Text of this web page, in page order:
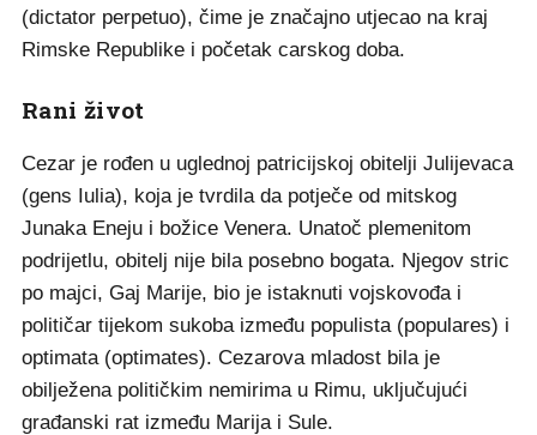
(dictator perpetuo), čime je značajno utjecao na kraj
Rimske Republike i početak carskog doba.
Rani život
Cezar je rođen u uglednoj patricijskoj obitelji Julijevaca
(gens Iulia), koja je tvrdila da potječe od mitskog
Junaka Eneju i božice Venera. Unatoč plemenitom
podrijetlu, obitelj nije bila posebno bogata. Njegov stric
po majci, Gaj Marije, bio je istaknuti vojskovođa i
političar tijekom sukoba između populista (populares) i
optimata (optimates). Cezarova mladost bila je
obilježena političkim nemirima u Rimu, uključujući
građanski rat između Marija i Sule.